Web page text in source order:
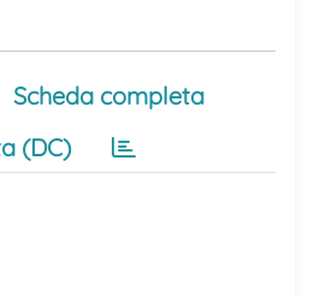
Scheda completa
(DC)